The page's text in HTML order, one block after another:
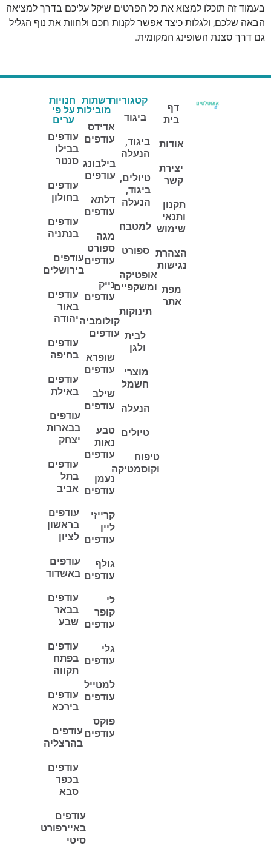
בעמוד זה תוכלו למצוא את כל הפרטים שיקל עליכם בדרך למציאה
הבאה שלכם, ולגלות כיצד אפשר לקנות חכם ולחוות את נוף הגליל
גם דרך סצנת השופינג המקומית.
דף
בית
אודות
יצירת
קשר
תקנון
ותנאי
שימוש
הצהרת
נגישות
מפת
אתר
קטגוריות
ביגוד
ביגוד,
הנעלה
טיולים,
ביגוד,
הנעלה
למטבח
ספורט
אופטיקה
ומשקפיים
תינוקות
לבית
ולגן
מוצרי
חשמל
הנעלה
טיולים
טיפוח
וקוסמטיקה
רשתות
מובילות
אדידס
עודפים
בילבונג
עודפים
דלתא
עודפים
מגה
ספורט
עודפים
נייק
עודפים
קולומביה
עודפים
שופרא
עודפים
שילב
עודפים
טבע
נאות
עודפים
נעמן
עודפים
קרייזי
ליין
עודפים
גולף
עודפים
לי
קופר
עודפים
גלי
עודפים
למטייל
עודפים
פוקס
עודפים
חנויות
על פי
ערים
עודפים
בבילו
סנטר
עודפים
בחולון
עודפים
בנתניה
עודפים
בירושלים
עודפים
באור
יהודה
עודפים
בחיפה
עודפים
באילת
עודפים
בבארות
יצחק
עודפים
בתל
אביב
עודפים
בראשון
לציון
עודפים
באשדוד
עודפים
בבאר
שבע
עודפים
בפתח
תקווה
עודפים
בירכא
עודפים
בהרצליה
עודפים
בכפר
סבא
עודפים
באיירפורט
סיטי